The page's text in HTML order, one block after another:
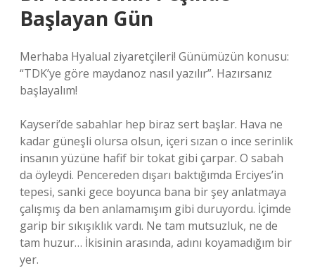
Başlayan Gün
Merhaba Hyalual ziyaretçileri! Günümüzün konusu:
“TDK’ye göre maydanoz nasıl yazılır”. Hazırsanız
başlayalım!
Kayseri’de sabahlar hep biraz sert başlar. Hava ne
kadar güneşli olursa olsun, içeri sızan o ince serinlik
insanın yüzüne hafif bir tokat gibi çarpar. O sabah
da öyleydi. Pencereden dışarı baktığımda Erciyes’in
tepesi, sanki gece boyunca bana bir şey anlatmaya
çalışmış da ben anlamamışım gibi duruyordu. İçimde
garip bir sıkışıklık vardı. Ne tam mutsuzluk, ne de
tam huzur… İkisinin arasında, adını koyamadığım bir
yer.